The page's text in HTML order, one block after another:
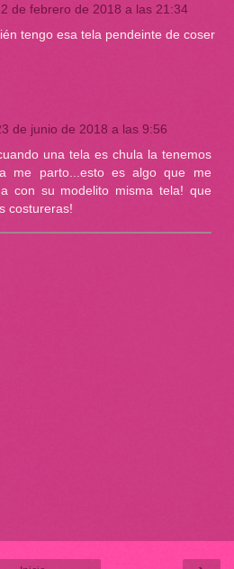
de febrero de 2018 a las 21:34
tengo esa tela pendeinte de coser
de junio de 2018 a las 9:56
una tela es chula la tenemos
me parto...esto es algo que me
con su modelito misma tela! que
costureras!